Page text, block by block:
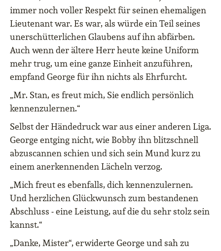
immer noch voller Respekt für seinen ehemaligen
Lieutenant war. Es war, als würde ein Teil seines
unerschütterlichen Glaubens auf ihn abfärben.
Auch wenn der ältere Herr heute keine Uniform
mehr trug, um eine ganze Einheit anzuführen,
empfand George für ihn nichts als Ehrfurcht.
„Mr. Stan, es freut mich, Sie endlich persönlich
kennenzulernen.“
Selbst der Händedruck war aus einer anderen Liga.
George entging nicht, wie Bobby ihn blitzschnell
abzuscannen schien und sich sein Mund kurz zu
einem anerkennenden Lächeln verzog.
„Mich freut es ebenfalls, dich kennenzulernen.
Und herzlichen Glückwunsch zum bestandenen
Abschluss ‒ eine Leistung, auf die du sehr stolz sein
kannst.“
„Danke, Mister“, erwiderte George und sah zu